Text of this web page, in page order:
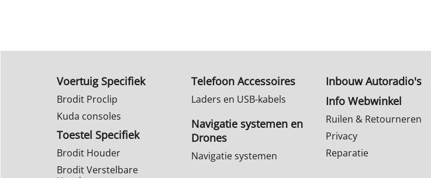
Voertuig Specifiek
Brodit Proclip
Kuda consoles
Toestel Specifiek
Brodit Houder
Brodit Verstelbare
Telefoon Accessoires
Laders en USB-kabels
Navigatie systemen en
Drones
Navigatie systemen
Inbouw Autoradio's
Info Webwinkel
Ruilen & Retourneren
Privacy
Reparatie